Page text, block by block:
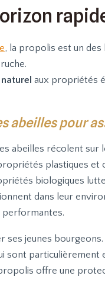
, la propolis est un
aux propriétés
abeilles pour
abeilles récolent sur
plastiques et
biologiques
dans leur
performantes.
jeunes bourgeons.
sont particulièrement
offre une